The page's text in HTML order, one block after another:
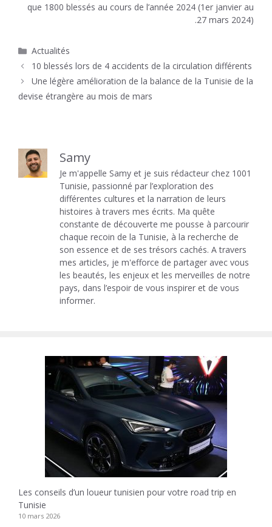
que 1800 blessés au cours de l’année 2024 (1er janvier au
27 mars 2024).
Catégories
Actualités
10 blessés lors de 4 accidents de la circulation différents
Une légère amélioration de la balance de la Tunisie de la
devise étrangère au mois de mars
Samy
Je m'appelle Samy et je suis rédacteur chez 1001
Tunisie, passionné par l’exploration des
différentes cultures et la narration de leurs
histoires à travers mes écrits. Ma quête
constante de découverte me pousse à parcourir
chaque recoin de la Tunisie, à la recherche de
son essence et de ses trésors cachés. A travers
mes articles, je m'efforce de partager avec vous
les beautés, les enjeux et les merveilles de notre
pays, dans l’espoir de vous inspirer et de vous
informer.
Les conseils d’un loueur tunisien pour votre road trip en
Tunisie
10 mars 2026